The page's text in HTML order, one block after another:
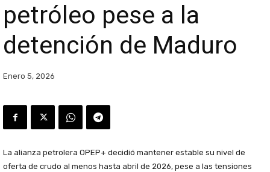
petróleo pese a la
detención de Maduro
Enero 5, 2026
La alianza petrolera OPEP+ decidió mantener estable su nivel de
oferta de crudo al menos hasta abril de 2026, pese a las tensiones